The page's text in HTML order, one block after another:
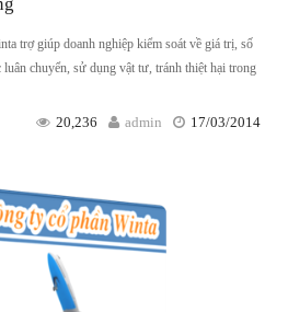
trợ giúp doanh nghiệp kiểm soát về giá trị, số
chuyển, sử dụng vật tư, tránh thiệt hại trong
17/03/2014
admin
20,236